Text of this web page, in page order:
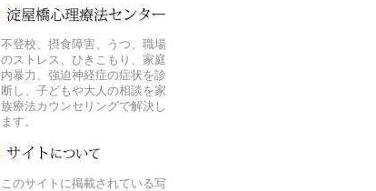
不登校、摂食障害、うつ、職場
のストレス、ひきこもり、家庭
内暴力、強迫神経症の症状を診
断し、子どもや大人の相談を家
族療法カウンセリングで解決し
ます。
このサイトに掲載されている写